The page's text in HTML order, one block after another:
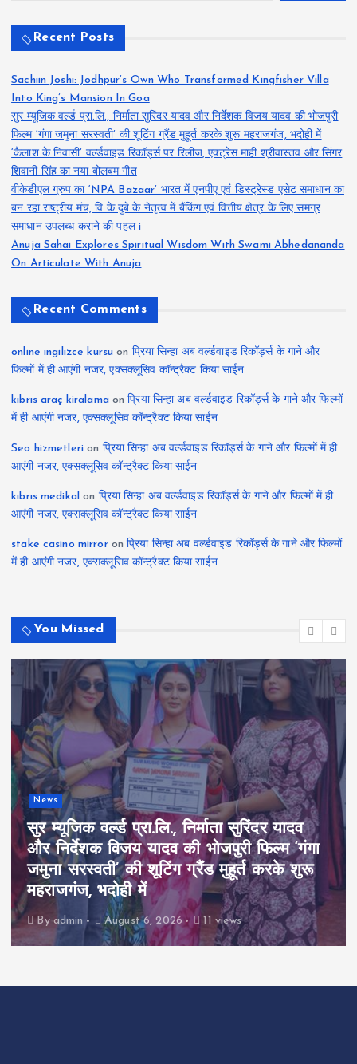
Recent Posts
Sachiin Joshi: Jodhpur’s Own Who Transformed Kingfisher Villa
Into King’s Mansion In Goa
सुर म्यूजिक वर्ल्ड प्रा.लि., निर्माता सुरिंदर यादव और निर्देशक विजय यादव की भोजपुरी
फिल्म ‘गंगा जमुना सरस्वती’ की शूटिंग ग्रैंड मुहूर्त करके शुरू महराजगंज, भदोही में
‘कैलाश के निवासी’ वर्ल्डवाइड रिकॉर्ड्स पर रिलीज, एक्ट्रेस माही श्रीवास्तव और सिंगर
शिवानी सिंह का नया बोलबम गीत
वीकेडीएल ग्रुप का ‘NPA Bazaar’ भारत में एनपीए एवं डिस्ट्रेस्ड एसेट समाधान का
बन रहा राष्ट्रीय मंच, वि के दुबे के नेतृत्व में बैंकिंग एवं वित्तीय क्षेत्र के लिए समग्र
समाधान उपलब्ध कराने की पहल i
Anuja Sahai Explores Spiritual Wisdom With Swami Abhedananda
On Articulate With Anuja
Recent Comments
online ingilizce kursu on प्रिया सिन्हा अब वर्ल्डवाइड रिकॉर्ड्स के गाने और
फिल्मों में ही आएंगी नजर, एक्सक्लूसिव कॉन्ट्रैक्ट किया साईन
kıbrıs araç kiralamaonप्रिया सिन्हा अब वर्ल्डवाइड रिकॉर्ड्स के गाने और फिल्मों
में ही आएंगी नजर, एक्सक्लूसिव कॉन्ट्रैक्ट किया साईन
Seo hizmetleri on प्रिया सिन्हा अब वर्ल्डवाइड रिकॉर्ड्स के गाने और फिल्मों में ही
आएंगी नजर, एक्सक्लूसिव कॉन्ट्रैक्ट किया साईन
kıbrıs medikal on प्रिया सिन्हा अब वर्ल्डवाइड रिकॉर्ड्स के गाने और फिल्मों में ही
आएंगी नजर, एक्सक्लूसिव कॉन्ट्रैक्ट किया साईन
stake casino mirroronप्रिया सिन्हा अब वर्ल्डवाइड रिकॉर्ड्स के गाने और फिल्मों
में ही आएंगी नजर, एक्सक्लूसिव कॉन्ट्रैक्ट किया साईन
You Missed
News
सुर म्यूजिक वर्ल्ड प्रा.लि., निर्माता सुरिंदर यादव
और निर्देशक विजय यादव की भोजपुरी फिल्म ‘गंगा
जमुना सरस्वती’ की शूटिंग ग्रैंड मुहूर्त करके शुरू
महराजगंज, भदोही में
Byadmin August 6, 2026 11 views